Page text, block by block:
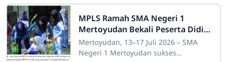
Karakter pada Kamis, 16 Juli 2026 di
Ruang Data SMAN 1
MPLS Ramah SMA Negeri 1
Mertoyudan Bekali Peserta Didik
Baru dengan Karakter, Wawasan
Kebangsaan, dan Kesiapsiagaan
Mertoyudan, 13–17 Juli 2026 – SMA
Negeri 1 Mertoyudan sukses